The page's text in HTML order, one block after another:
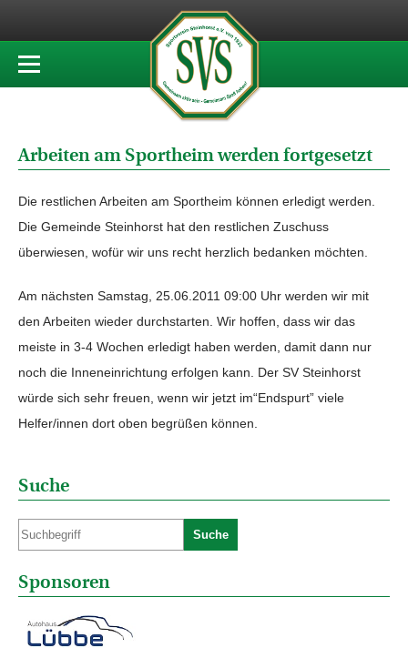
Arbeiten am Sportheim werden fortgesetzt
Die restlichen Arbeiten am Sportheim können erledigt werden.
Die Gemeinde Steinhorst hat den restlichen Zuschuss
überwiesen, wofür wir uns recht herzlich bedanken möchten.
Am nächsten Samstag, 25.06.2011 09:00 Uhr werden wir mit
den Arbeiten wieder durchstarten. Wir hoffen, dass wir das
meiste in 3-4 Wochen erledigt haben werden, damit dann nur
noch die Inneneinrichtung erfolgen kann. Der SV Steinhorst
würde sich sehr freuen, wenn wir jetzt im“Endspurt” viele
Helfer/innen dort oben begrüßen können.
Suche
Suche
Sponsoren